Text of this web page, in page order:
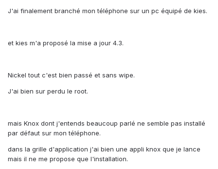
J'ai finalement branché mon téléphone sur un pc équipé de kies.
et kies m'a proposé la mise a jour 4.3.
Nickel tout c'est bien passé et sans wipe.
J'ai bien sur perdu le root.
mais Knox dont j'entends beaucoup parlé ne semble pas installé
par défaut sur mon téléphone.
dans la grille d'application j'ai bien une appli knox que je lance
mais il ne me propose que l'installation.